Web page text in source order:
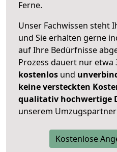
Ferne.
Unser Fachwissen steht
und Sie erhalten gerne
auf Ihre Bedürfnisse
Prozess dauert nur
kostenlos und
keine versteckten
qualitativ hochwertige
unserem
Kostenlose